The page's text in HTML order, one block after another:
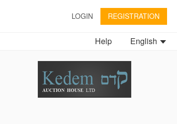
LOGIN REGISTRATION
English
Help